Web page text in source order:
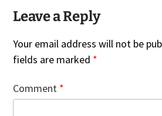
Leave a Reply
Your email address will not be
fields are marked *
Comment *